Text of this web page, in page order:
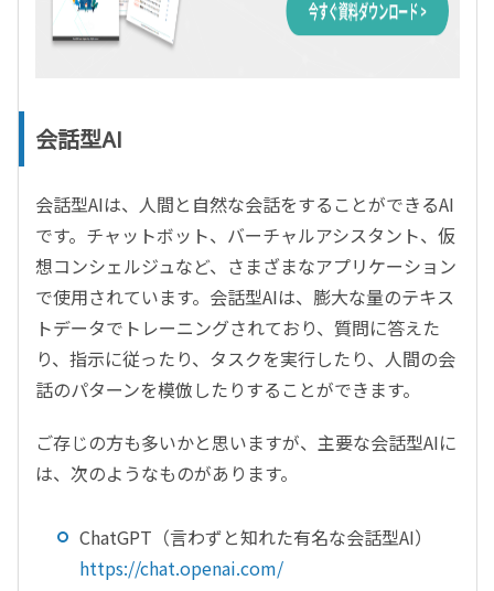
会話型AI
会話型AIは、人間と自然な会話をすることができるAI
です。チャットボット、バーチャルアシスタント、仮
想コンシェルジュなど、さまざまなアプリケーション
で使用されています。会話型AIは、膨大な量のテキス
トデータでトレーニングされており、質問に答えた
り、指示に従ったり、タスクを実行したり、人間の会
話のパターンを模倣したりすることができます。
ご存じの方も多いかと思いますが、主要な会話型AIに
は、次のようなものがあります。
ChatGPT （言わずと知れた有名な会話型AI）
https://chat.openai.com/